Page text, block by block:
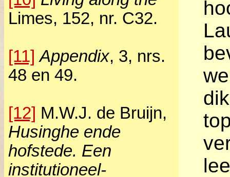
Limes, 152, nr. C32.
[11] Appendix, 3, nrs.
48 en 49.
[12] M.W.J. de Bruijn,
Husinghe ende
hofstede. Een
institutioneel-